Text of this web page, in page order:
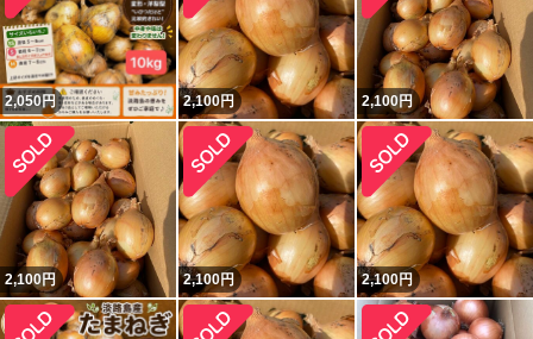
2,050円 2,100円 2,100円
2,100円 2,100円 2,100円